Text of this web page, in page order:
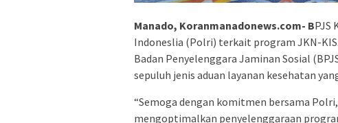
Manado, Koranmanadonews.com- BPJS
Indoneslia (Polri) terkait program JKN-
Badan Penyelenggara Jaminan Sosial
sepuluh jenis aduan layanan kesehatan
“Semoga dengan komitmen bersama
mengoptimalkan penyelenggaraan